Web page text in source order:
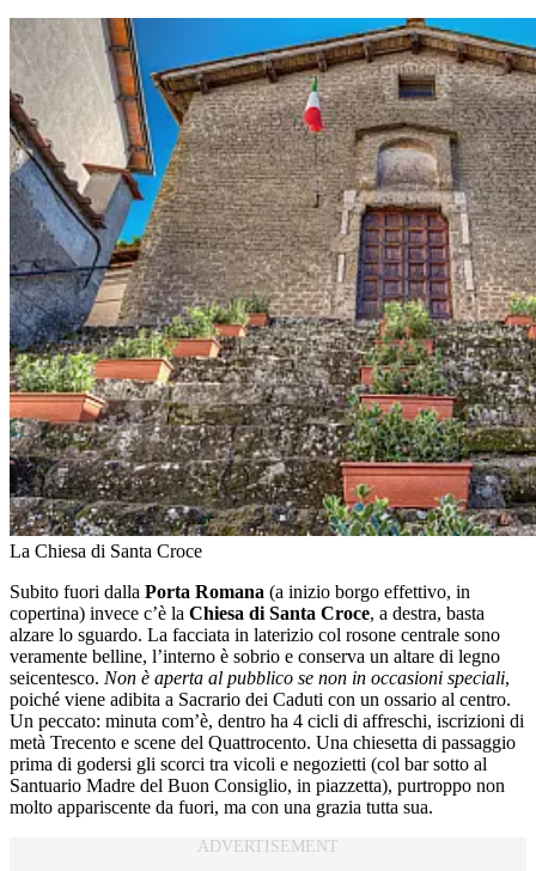
La Chiesa di Santa Croce
Subito fuori dalla Porta Romana (a inizio borgo effettivo, in
copertina) invece c’è la Chiesa di Santa Croce, a destra, basta
alzare lo sguardo. La facciata in laterizio col rosone centrale sono
veramente belline, l’interno è sobrio e conserva un altare di legno
seicentesco. Non è aperta al pubblico se non in occasioni speciali,
poiché viene adibita a Sacrario dei Caduti con un ossario al centro.
Un peccato: minuta com’è, dentro ha 4 cicli di affreschi, iscrizioni di
metà Trecento e scene del Quattrocento. Una chiesetta di passaggio
prima di godersi gli scorci tra vicoli e negozietti (col bar sotto al
Santuario Madre del Buon Consiglio, in piazzetta), purtroppo non
molto appariscente da fuori, ma con una grazia tutta sua.